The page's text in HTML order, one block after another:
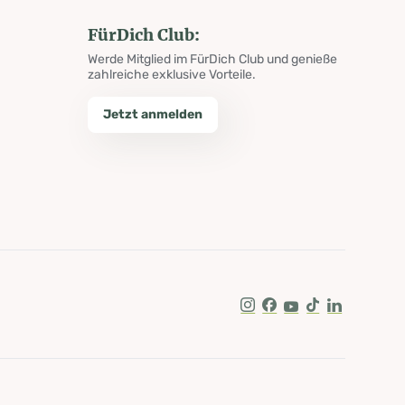
FürDich Club:
Werde Mitglied im FürDich Club und genieße
zahlreiche exklusive Vorteile.
Jetzt anmelden
Instagram
Facebook
Youtube
Tik TokLinkedIn